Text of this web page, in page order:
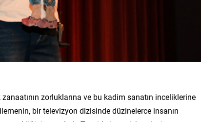
zorluklarına ve bu kadim sanatın inceliklerine
bir televizyon dizisinde düzinelerce insanın